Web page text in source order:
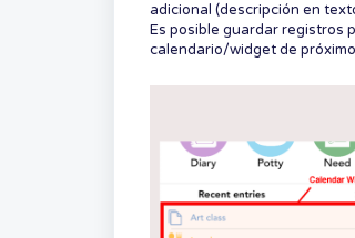
adicional (descripción en
Es posible guardar registros
calendario/widget de